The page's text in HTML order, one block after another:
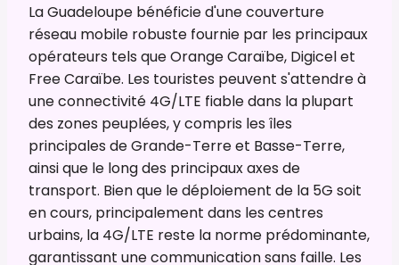
La Guadeloupe bénéficie d'une couverture
réseau mobile robuste fournie par les principaux
opérateurs tels que Orange Caraïbe, Digicel et
Free Caraïbe. Les touristes peuvent s'attendre à
une connectivité 4G/LTE fiable dans la plupart
des zones peuplées, y compris les îles
principales de Grande-Terre et Basse-Terre,
ainsi que le long des principaux axes de
transport. Bien que le déploiement de la 5G soit
en cours, principalement dans les centres
urbains, la 4G/LTE reste la norme prédominante,
garantissant une communication sans faille. Les